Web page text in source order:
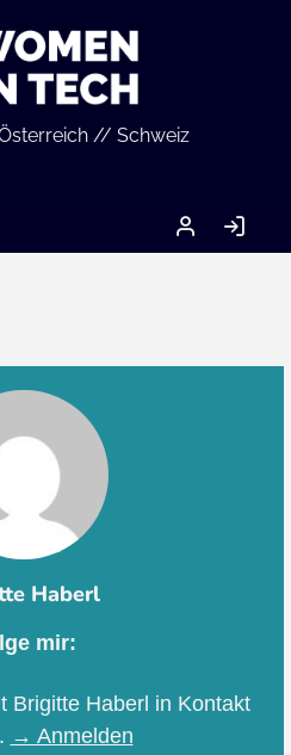
// Schweiz
MEIN
ACCOUNT
IN
Haberl
mir:
Brigitte Haberl in Kontakt
→ Anmelden